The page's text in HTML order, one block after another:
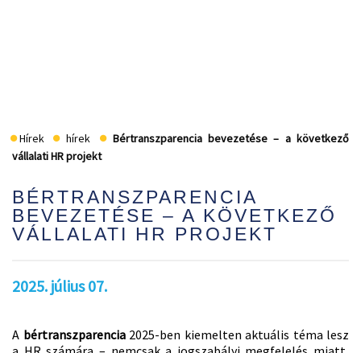
Hírek hírek
Bértranszparencia bevezetése – a következő
vállalati HR projekt
BÉRTRANSZPARENCIA
BEVEZETÉSE – A KÖVETKEZŐ
VÁLLALATI HR PROJEKT
2025. július 07.
A bértranszparencia2025-ben kiemelten aktuális téma lesz